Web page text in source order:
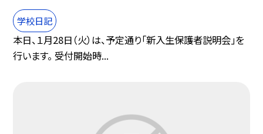
学校日記
本日、１月28日（火）は、予定通り「新入生保護者説明会」を
行います。 受付開始時...